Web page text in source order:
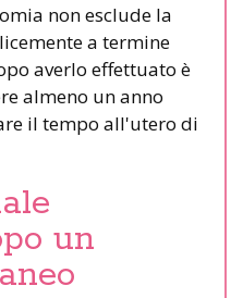
non esclude la
a termine
averlo effettuato è
almeno un anno
il tempo all'utero di
un